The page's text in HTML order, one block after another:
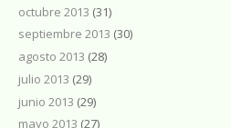
octubre 2013 (31)
septiembre 2013 (30)
agosto 2013 (28)
julio 2013 (29)
junio 2013 (29)
mayo 2013 (27)